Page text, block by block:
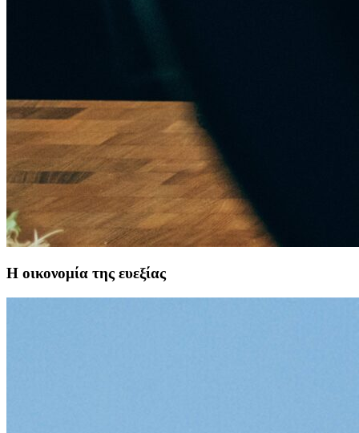
Η οικονομία της ευεξίας